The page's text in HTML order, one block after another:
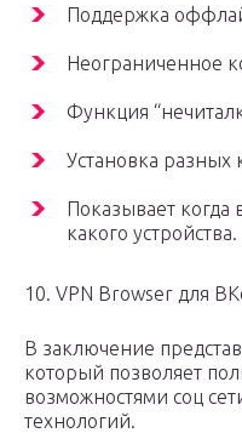
Поддержка
Неограниченное
Функция
Установка разных
Показывает когда
какого устройства.
10. VPN Browser для
В заключение
который позволяет
возможностями соц
технологий.